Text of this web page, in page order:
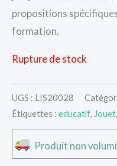
propositions
formation.
Rupture de stock
UGS : LIS20028
Étiquettes : educatif, Jouet,
Produit non